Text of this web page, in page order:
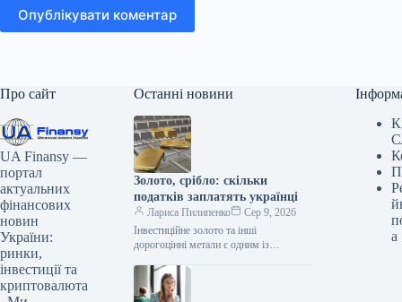
Опублікувати коментар
Про сайт
UA Finansy —
портал
актуальних
фінансових
новин
України:
ринки,
інвестиції та
криптовалюта
Останні новини
Золото, срібло: скільки
податків заплатять українці
Лариса Пилипенко
Сер 9, 2026
Інвестиційне золото та інші
дорогоцінні метали є одним із
Проте операції з ними в Україні
мають…
а